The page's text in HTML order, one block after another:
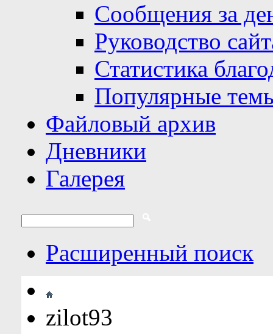
Сообщения за
Руководство
Статистика
Популярные
Файловый архив
Дневники
Галерея
Расширенный поиск
zilot93